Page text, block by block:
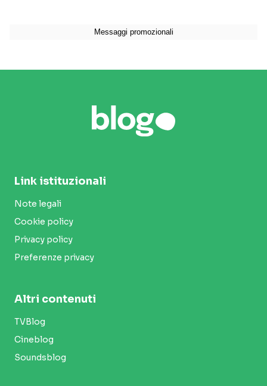
Link istituzionali
Note legali
Cookie policy
Privacy policy
Preferenze privacy
Altri contenuti
TVBlog
Cineblog
Soundsblog